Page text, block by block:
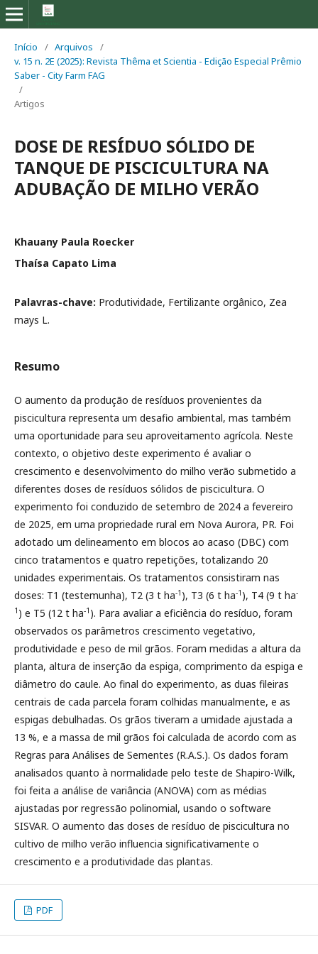
Início / Arquivos
/
v. 15 n. 2E (2025): Revista Thêma et Scientia - Edição Especial Prêmio
Saber - City Farm FAG
/
Artigos
DOSE DE RESÍDUO SÓLIDO DE
TANQUE DE PISCICULTURA NA
ADUBAÇÃO DE MILHO VERÃO
Khauany Paula Roecker
Thaísa Capato Lima
Palavras-chave: Produtividade, Fertilizante orgânico, Zea
mays L.
Resumo
O aumento da produção de resíduos provenientes da
piscicultura representa um desafio ambiental, mas também
uma oportunidade para seu aproveitamento agrícola. Neste
contexto, o objetivo deste experimento é avaliar o
crescimento e desenvolvimento do milho verão submetido a
diferentes doses de resíduos sólidos de piscicultura. O
experimento foi conduzido de setembro de 2024 a fevereiro
de 2025, em uma propriedade rural em Nova Aurora, PR. Foi
adotado um delineamento em blocos ao acaso (DBC) com
cinco tratamentos e quatro repetições, totalizando 20
unidades experimentais. Os tratamentos consistiram nas
doses: T1 (testemunha), T2 (3 t ha-1 ), T3 (6 t ha-1 ), T4 (9 t ha-
1 ) e T5 (12 t ha-1 ). Para avaliar a eficiência do resíduo, foram
observados os parâmetros crescimento vegetativo,
produtividade e peso de mil grãos. Foram medidas a altura da
planta, altura de inserção da espiga, comprimento da espiga e
diâmetro do caule. Ao final do experimento, as duas fileiras
centrais de cada parcela foram colhidas manualmente, e as
espigas debulhadas. Os grãos tiveram a umidade ajustada a
13 %, e a massa de mil grãos foi calculada de acordo com as
Regras para Análises de Sementes (R.A.S.). Os dados foram
analisados quanto à normalidade pelo teste de Shapiro-Wilk,
foi feita a análise de variância (ANOVA) com as médias
ajustadas por regressão polinomial, usando o software
SISVAR. O aumento das doses de resíduo de piscicultura no
cultivo de milho verão influencia significativamente o
crescimento e a produtividade das plantas.
PDF